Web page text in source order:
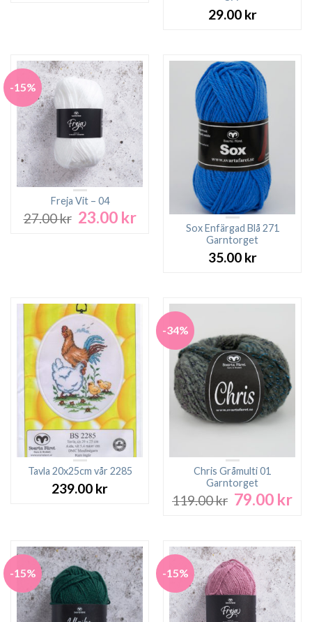
29.00 kr
-15%
Freja Vit – 04
27.00kr Det
23.00 krDet
nuvarandeSox Enfärgad Blå 271
Garntorget
35.00 kr
Tavla 20x25cm vår 2285
239.00 kr
-34%
Chris Gråmulti 01
Garntorget
119.00kr Det
ursprungliga
119.00 kr.
79.00 kr
-15% -15%